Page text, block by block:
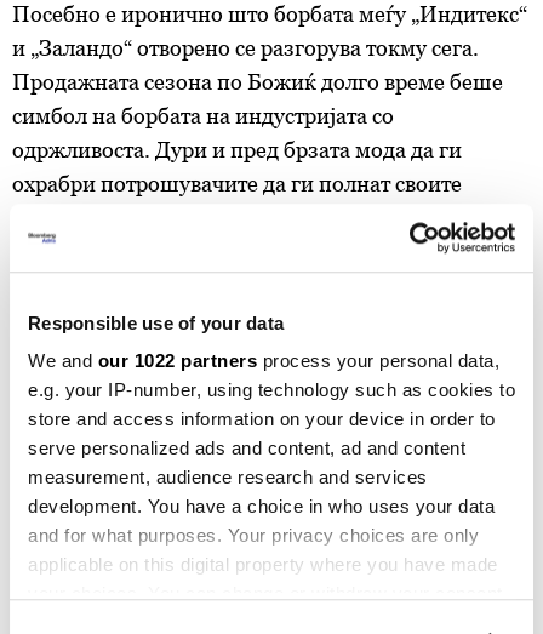
Responsible use of your data
We and our 1022 partners process your personal data,
e.g. your IP-number, using technology such as cookies to
store and access information on your device in order to
serve personalized ads and content, ad and content
measurement, audience research and services
development. You have a choice in who uses your data
and for what purposes. Your privacy choices are only
applicable on this digital property where you have made
Посебно е иронично што борбата меѓу „Индитекс“
и „Заландо“ отворено се разгорува токму сега.
Продажната сезона по Божиќ долго време беше
симбол на борбата на индустријата со
одржливоста. Дури и пред брзата мода да ги
охрабри потрошувачите да ги полнат своите
гардероби со вишок облека, компаниите ги
наполнија своите продавници со вишок залихи за
облеката се продава по првичната цена, половина
од остатокот се продава по намалена цена, а
другиот дел од остатокот никогаш не се продава.
Намалувањето на тој отпад ќе придонесе многу
повеќе за да се намалат отпечатоците на
јаглеродот отколку да се тепате со дистрибутерите
за да се одржи привидната слика од наводно